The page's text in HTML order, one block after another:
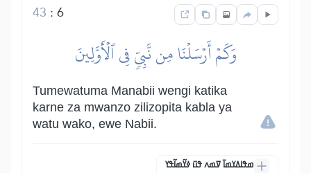
6
:
43
وَكَمۡ أَرۡسَلۡنَا مِن نَّبِيّٖ فِي ٱلۡأَوَّلِينَ
Tumewatuma Manabii wengi katika
karne za mwanzo zilizopita kabla ya
watu wako, ewe Nabii.
ߘߟߊߡߌߘߊ߫ ߜߘߍ ߟߎ߫ ߦߌ߬ߘߊ߬ߟߌ